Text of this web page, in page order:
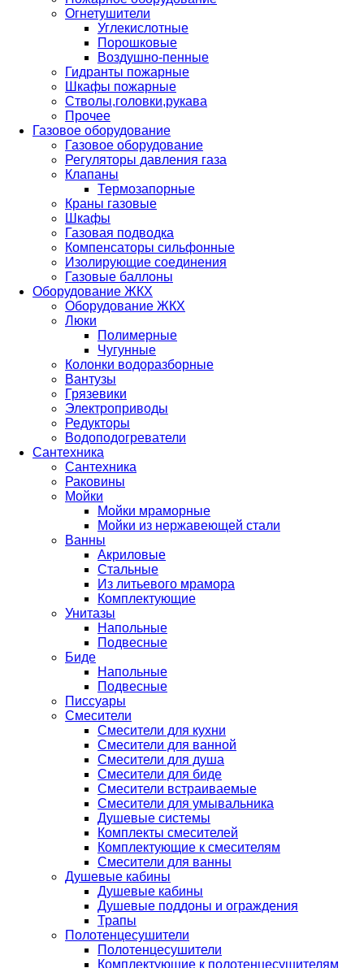
Огнетушители
Углекислотные
Порошковые
Воздушно-пенные
Гидранты пожарные
Шкафы пожарные
Стволы,головки,рукава
Прочее
Газовое оборудование
Газовое оборудование
Регуляторы давления газа
Клапаны
Термозапорные
Краны газовые
Шкафы
Газовая подводка
Компенсаторы сильфонные
Изолирующие соединения
Газовые баллоны
Оборудование ЖКХ
Оборудование ЖКХ
Люки
Полимерные
Чугунные
Колонки водоразборные
Вантузы
Грязевики
Электроприводы
Редукторы
Водоподогреватели
Сантехника
Сантехника
Раковины
Мойки
Мойки мраморные
Мойки из нержавеющей стали
Ванны
Акриловые
Стальные
Из литьевого мрамора
Комплектующие
Унитазы
Напольные
Подвесные
Биде
Напольные
Подвесные
Писсуары
Смесители
Смесители для кухни
Смесители для ванной
Смесители для душа
Смесители для биде
Смесители встраиваемые
Смесители для умывальника
Душевые системы
Комплекты смесителей
Комплектующие к смесителям
Смесители для ванны
Душевые кабины
Душевые кабины
Душевые поддоны и ограждения
Трапы
Полотенцесушители
Полотенцесушители
Комплектующие к полотенцесушителям